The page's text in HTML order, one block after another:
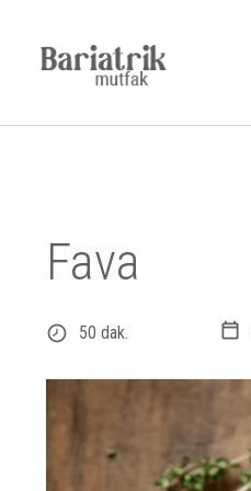
Fava
50 dak.